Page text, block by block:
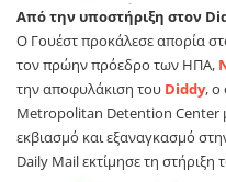
Από την υποστήριξη στον
O Γουέστ προκάλεσε απορία
τον πρώην πρόεδρο των ΗΠΑ,
την αποφυλάκιση του Diddy, ο
Metropolitan Detention Center
εκβιασμό και εξαναγκασμό
Daily Mail εκτίμησε τη στήριξη